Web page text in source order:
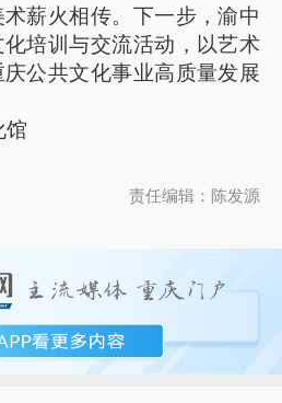
薪火相传。下一步，渝中
培训与交流活动，以艺术
公共文化事业高质量发展
馆
责任编辑：陈发源